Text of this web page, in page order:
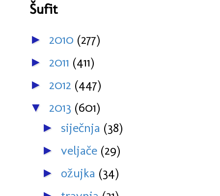
Šufit
► 2010 (277)
► 2011 (411)
► 2012 (447)
▼ 2013 (601)
► siječnja (38)
► veljače (29)
► ožujka (34)